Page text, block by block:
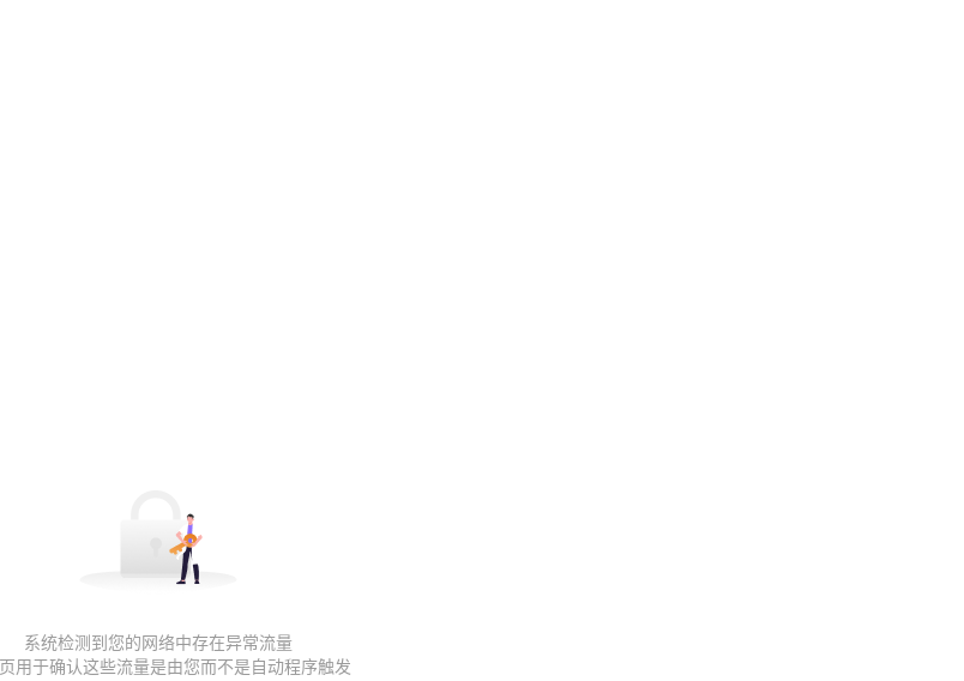
系统检测到您的网络中存在异常流量
用于确认这些流量是由您而不是自动程序触发